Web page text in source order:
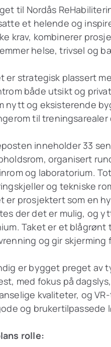
til Nordås
et helende og
krav, kombinerer
helse, trivsel og
er strategisk plassert
både utsikt og
nytt og eksisterende
til treningsarealer
inneholder 33
organisert
og laboratorium.
og tekniske
er prosjektert som en
der det er mulig, og
Taket er et
og gir skjerming
er bygget preget av
med fokus på
kvaliteter, og
og brukertilpassede
rolle: